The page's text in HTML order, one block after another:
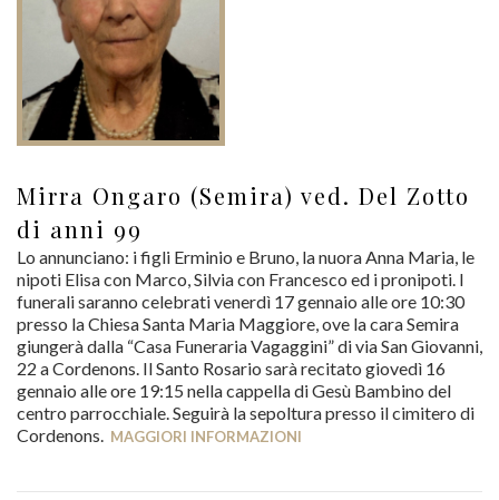
Mirra Ongaro (Semira) ved. Del Zotto
di anni 99
Lo annunciano: i figli Erminio e Bruno, la nuora Anna Maria, le
nipoti Elisa con Marco, Silvia con Francesco ed i pronipoti. I
funerali saranno celebrati venerdì 17 gennaio alle ore 10:30
presso la Chiesa Santa Maria Maggiore, ove la cara Semira
giungerà dalla “Casa Funeraria Vagaggini” di via San Giovanni,
22 a Cordenons. Il Santo Rosario sarà recitato giovedì 16
gennaio alle ore 19:15 nella cappella di Gesù Bambino del
centro parrocchiale. Seguirà la sepoltura presso il cimitero di
Cordenons.
MAGGIORI INFORMAZIONI